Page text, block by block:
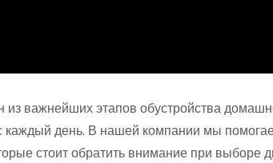
важнейших этапов обустройства
каждый день. В нашей компании мы
стоит обратить внимание при выборе